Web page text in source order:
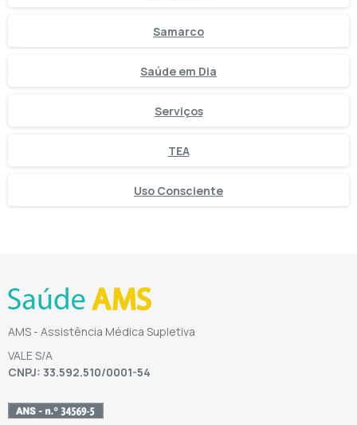
Samarco
Saúde em Dia
Serviços
TEA
Uso Consciente
AMS - Assistência Médica Supletiva
VALE S/A
CNPJ: 33.592.510/0001-54